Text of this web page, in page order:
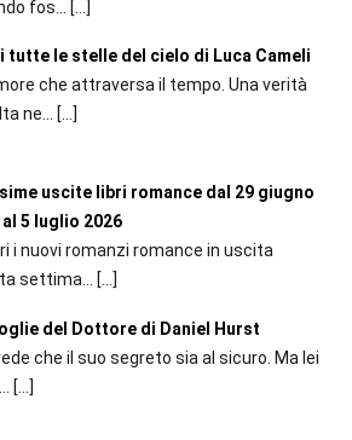
fos... […]
tutte le stelle del cielo di Luca Cameli
che attraversa il tempo. Una verità
ne... […]
uscite libri romance dal 29 giugno
al 5 luglio 2026
i nuovi romanzi romance in uscita
settima...
[…]
del Dottore di Daniel Hurst
che il suo segreto sia al sicuro. Ma lei
[…]